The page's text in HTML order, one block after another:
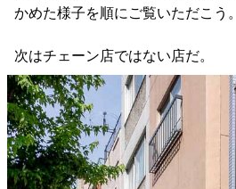
かめた様子を順にご覧いただこう。
次はチェーン店ではない店だ。